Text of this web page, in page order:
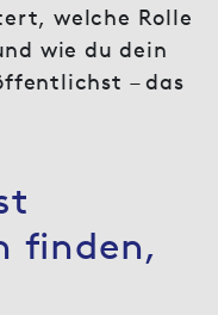
welche Rolle
wie du dein
– das
finden,